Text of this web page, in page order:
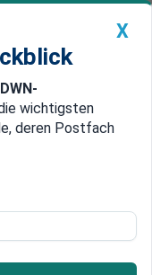
Premium
China
für
X
DWN-
wichtigsten
deren Postfach